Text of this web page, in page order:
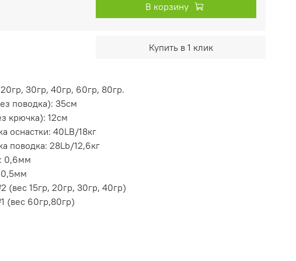
В корзину
Купить в 1 клик
30гр, 40гр, 60гр, 80гр.
поводка): 35см
крючка): 12см
оснастки: 40LB/18кг
поводка: 28Lb/12,6кг
0,6мм
0,5мм
(вес 15гр, 20гр, 30гр, 40гр)
(вес 60гр,80гр)